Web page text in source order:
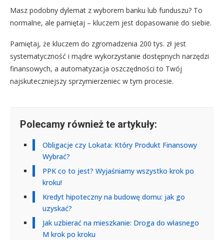
Masz podobny dylemat z wyborem banku lub funduszu? To
normalne, ale pamiętaj – kluczem jest dopasowanie do siebie.
Pamiętaj, że kluczem do zgromadzenia 200 tys. zł jest
systematyczność i mądre wykorzystanie dostępnych narzędzi
finansowych, a automatyzacja oszczędności to Twój
najskuteczniejszy sprzymierzeniec w tym procesie.
Polecamy również te artykuły:
Obligacje czy Lokata: Który Produkt Finansowy
Wybrać?
PPK co to jest? Wyjaśniamy wszystko krok po
kroku!
Kredyt hipoteczny na budowę domu: jak go
uzyskać?
Jak uzbierać na mieszkanie: Droga do własnego
M krok po kroku